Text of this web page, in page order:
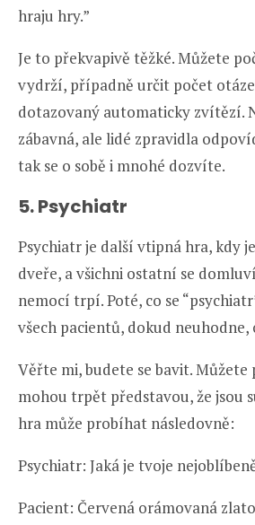
hraju hry.”
Je to překvapivě těžké. Můžete
vydrží, případně určit počet
dotazovaný automaticky zvítězí.
zábavná, ale lidé zpravidla
tak se o sobě i mnohé dozvíte.
5. Psychiatr
Psychiatr je další vtipná hra, kdy
dveře, a všichni ostatní se
nemocí trpí. Poté, co se
všech pacientů, dokud neuhodne,
Věřte mi, budete se bavit. Můžete
mohou trpět představou, že jsou
hra může probíhat následovně:
Psychiatr: Jaká je tvoje
Pacient: Červená orámovaná